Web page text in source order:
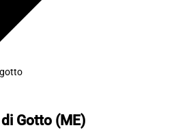
Gotto (ME)